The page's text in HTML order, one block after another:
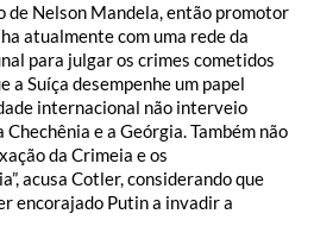
de Nelson Mandela, então promotor
atualmente com uma rede da
para julgar os crimes cometidos
a Suíça desempenhe um papel
internacional não interveio
e a Geórgia. Também não
da Crimeia e os
acusa Cotler, considerando que
encorajado Putin a invadir a